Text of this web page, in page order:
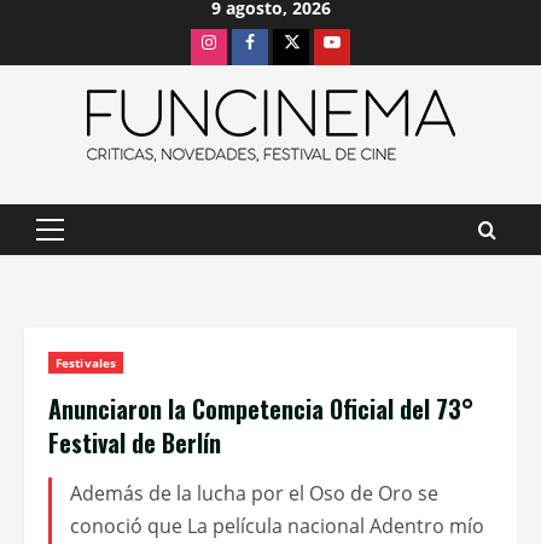
9 agosto, 2026
InstagramFacebook
X Youtube
Menú
Festivales
Anunciaron la Competencia Oficial del 73°
Festival de Berlín
Además de la lucha por el Oso de Oro se
conoció que La película nacional Adentro mío